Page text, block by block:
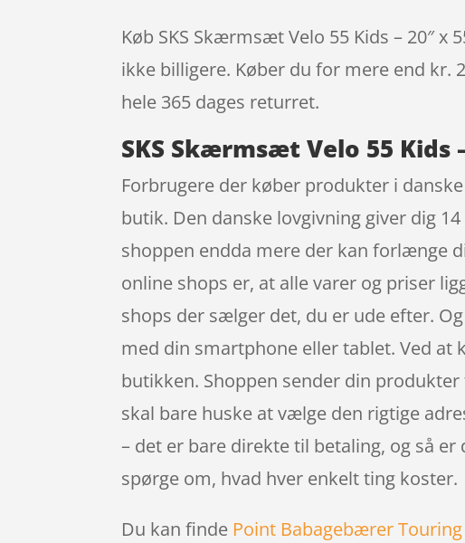
Køb SKS Skærmsæt Velo 55 Kids – 20″
ikke billigere. Køber du for mere end kr.
hele 365 dages returret.
SKS Skærmsæt Velo 55
Forbrugere der køber produkter i
butik. Den danske lovgivning giver dig
shoppen endda mere der kan forlænge
online shops er, at alle varer og priser
shops der sælger det, du er ude efter.
med din smartphone eller tablet. Ved
butikken. Shoppen sender din
skal bare huske at vælge den rigtige
– det er bare direkte til betaling, og så
spørge om, hvad hver enkelt ting koster.
Du kan finde Point Babagebærer Touring